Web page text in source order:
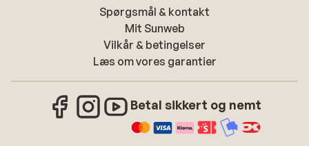
Spørgsmål & kontakt
Mit Sunweb
Vilkår & betingelser
Læs om vores garantier
Betal sikkert og nemt